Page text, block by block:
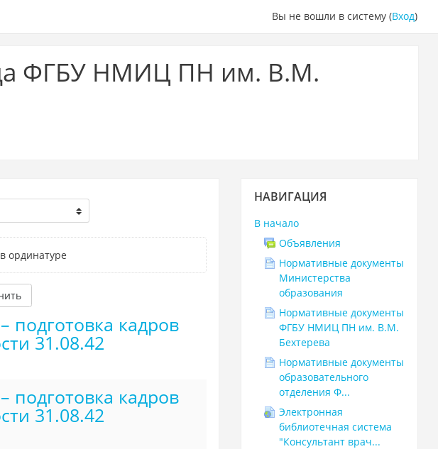
Вы не вошли в систему (Вход)
ФГБУ НМИЦ ПН им. В.М.
ординатуре
подготовка кадров
31.08.42
подготовка кадров
31.08.42
Навигация
НАВИГАЦИЯ
В начало
Объявления
Нормативные документы
Министерства
образования
Нормативные документы
ФГБУ НМИЦ ПН им. В.М.
Бехтерева
Нормативные документы
образовательного
отделения Ф...
Электронная
библиотечная система
"Консультант врач...